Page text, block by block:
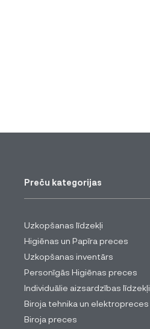
Preču kategorijas
Uzkopšanas līdzekļi
Higiēnas un Papīra preces
Uzkopšanas inventārs
Personīgās Higiēnas preces
Individuālie aizsardzības līdzekļi
Biroja tehnika un elektropreces
Biroja preces